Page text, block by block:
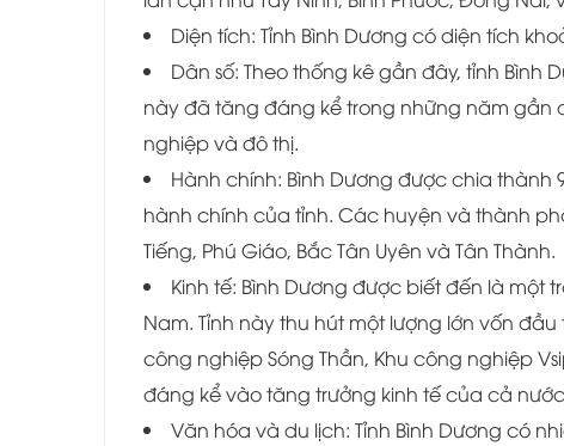
Diện tích: Tỉnh Bình Dương có diện tích
Dân số: Theo thống kê gần đây, tỉnh Bình
này đã tăng đáng kể trong những năm gần
nghiệp và đô thị.
Hành chính: Bình Dương được chia
hành chính của tỉnh. Các huyện và thành
Tiếng, Phú Giáo, Bắc Tân Uyên và Tân Thành.
Kinh tế: Bình Dương được biết đến là
Nam. Tỉnh này thu hút một lượng lớn vốn
công nghiệp Sóng Thần, Khu công nghiệp
đáng kể vào tăng trưởng kinh tế của cả
Văn hóa và du lịch: Tỉnh Bình Dương có